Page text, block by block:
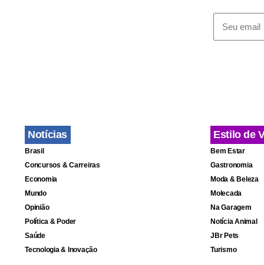
Notícias
Brasil
Concursos & Carreiras
Economia
Mundo
Opinião
Política & Poder
Saúde
Tecnologia & Inovação
Estilo de
Bem Estar
Gastronomia
Moda & Beleza
Molecada
Na Garagem
Notícia Animal
JBr Pets
Turismo